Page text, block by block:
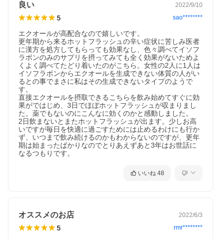
良い 2022/9/10
5 sao********
エクオールが高配合なので嬉しいです。
更年期から来るホットフラッシュの辛い症状に苦しみ医者
に漢方を処方してもらっても効果なし、色々調べてイソフ
ラボンのみのサプリを摂ってみても全く効果がないためよ
くよく調べてたどり着いたのがこちら。女性の2人に1人は
イソフラボンからエクオールを生成できない体質の人がい
るとの事でまさに私はその生成できないタイプのようで
す。
直接エクオールを摂取できるこちらを飲み始めてすぐに効
果がではじめ、3日でほぼホットフラッシュが収まりまし
た。薬でもないのにこんなに効くのかと感動しました。
2日飲まないとまたホットフラッシュが出ます。少しお高
いですが毎日を快適に過ごすためには止めるわけにも行か
ず、いつまで飲み続けるのかもわからないのですが、更年
期は始まったばかりなのでとりあえずあと3年はお世話に
なるつもりです。
いいね 48
オススメのお店 2022/6/3
5 rmr********